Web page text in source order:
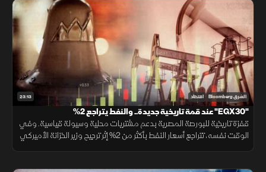
23:13 الشرق Bloomberg اقتصاد
"EGX30" عند قمة تاريخية جديدة.. والنفط يتراجع 2%
قفزة تاريخية للبورصة المصرية بدعم مشتريات محلية وسيولة قياسية. وفي
الوقت نفسه، تتراجع أسعار النفط بأكثر من 2% إثر ترجيح وزير الخزانة الأميركي